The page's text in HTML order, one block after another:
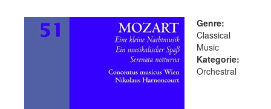
Genre:
Classical
Music
Kategorie:
Orchestral